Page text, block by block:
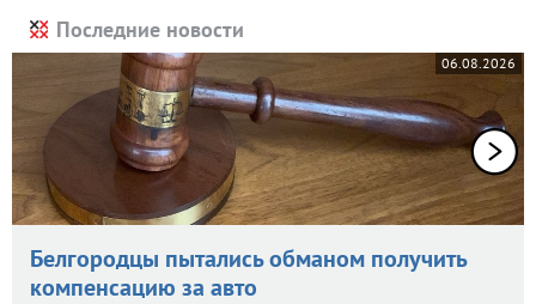
Последние новости
06.08.2026
Белгородцы пытались обманом получить
компенсацию за авто